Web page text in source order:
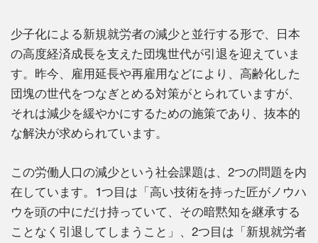
少子化による新規就労者の減少と並行する形で、日本
の高度経済成長を支えた団塊世代が引退を迎えていま
す。昨今、雇用延長や再雇用などにより、高齢化した
団塊の世代をつなぎとめる対策がとられていますが、
それは減少を緩やかにするための施策であり、抜本的
な解決が求められています。
この労働人口の減少という社会課題は、2つの問題を内
在しています。1つ目は「高い技術を持った匠がノウハ
ウを頭の中にだけ持っていて、その暗黙知を継承する
ことなく引退してしまうこと」、2つ目は「新規就労者